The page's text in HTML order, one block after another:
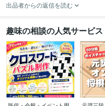
出品者からの返信を読む
趣味の相談の人気サービス